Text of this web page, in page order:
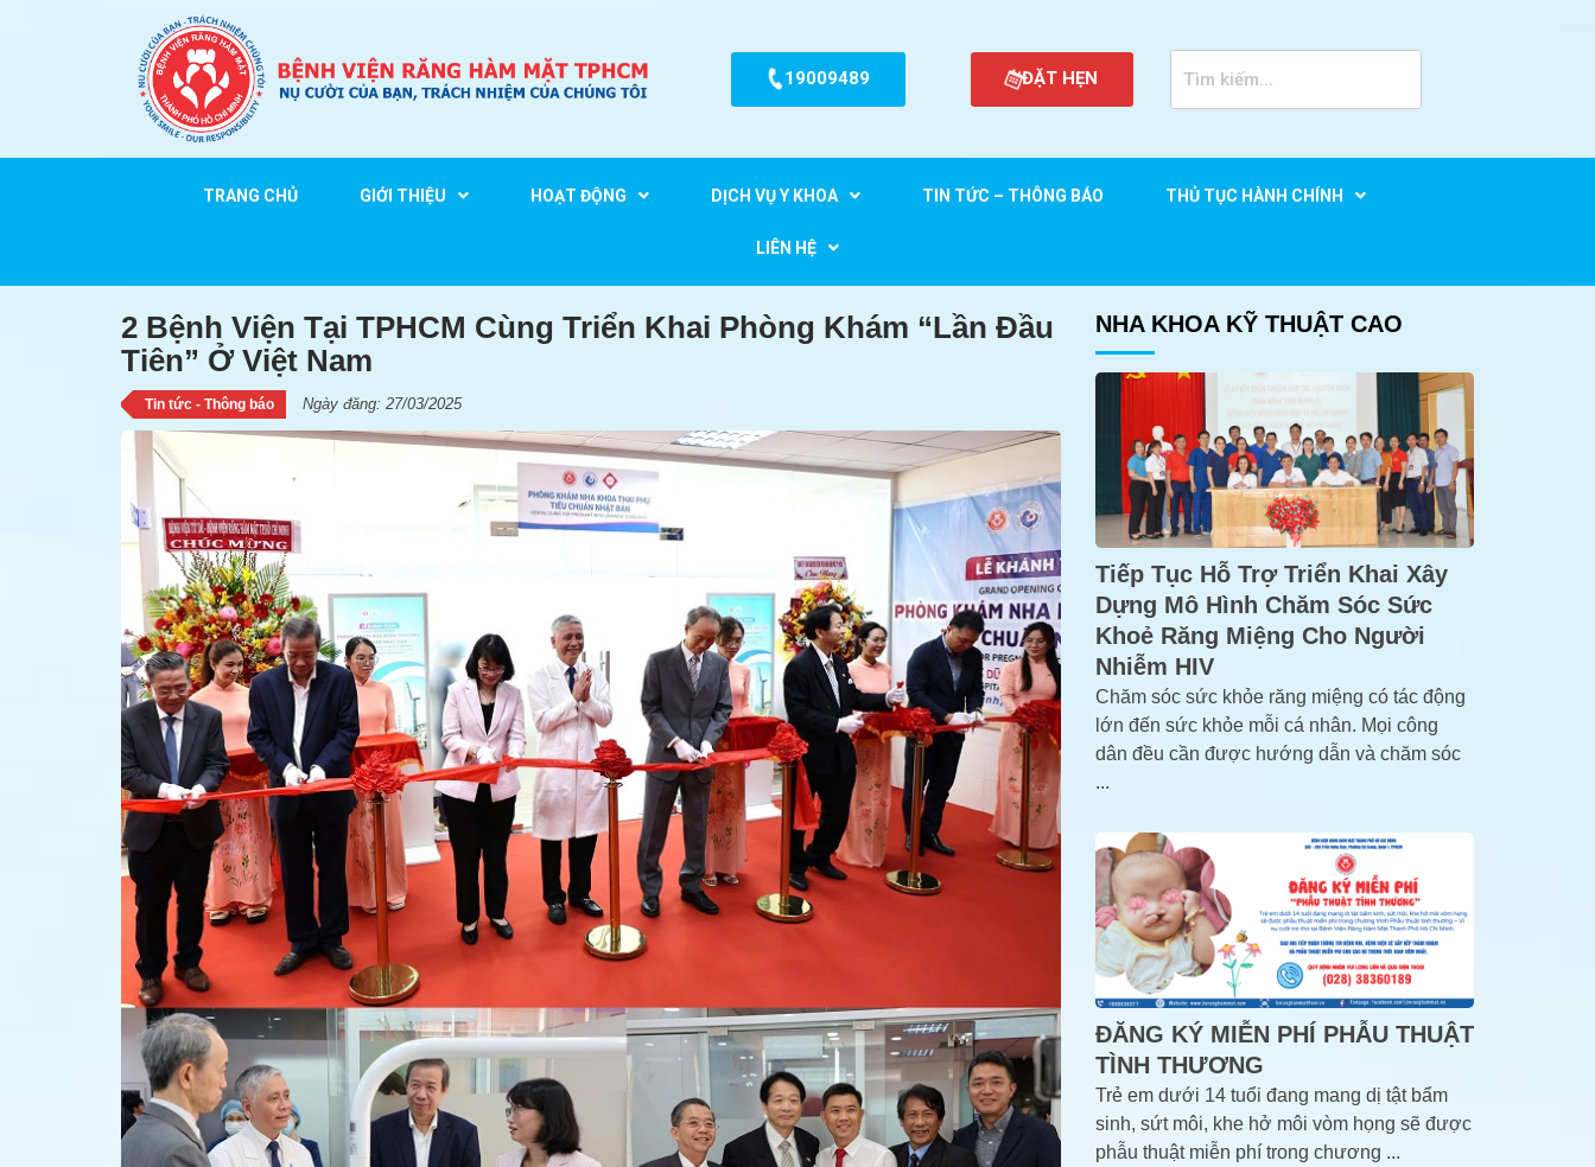
19009489 ĐẶT HẸN
TRANG CHỦ GIỚI THIỆU HOẠT ĐỘNG DỊCH VỤ Y KHOA TIN TỨC – THÔNG BÁO THỦ TỤC HÀNH CHÍNH
LIÊN HỆ
2 Bệnh Viện Tại TPHCM Cùng Triển Khai Phòng Khám “lần Đầu Tiên” Ở Việt Nam
2 Bệnh Viện Tại TPHCM Cùng Triển Khai Phòng Khám “lần Đầu
Tiên” Ở Việt Nam
Tin tức - Thông báo Ngày đăng: 27/03/2025
NHA KHOA KỸ THUẬT CAO
Tiếp Tục Hỗ Trợ Triển Khai Xây
Dựng Mô Hình Chăm Sóc Sức
Khoẻ Răng Miệng Cho Người
Nhiễm HIV
Chăm sóc sức khỏe răng miệng có tác động
lớn đến sức khỏe mỗi cá nhân. Mọi công
dân đều cần được hướng dẫn và chăm sóc
...
ĐĂNG KÝ MIỄN PHÍ PHẪU THUẬT
TÌNH THƯƠNG
Trẻ em dưới 14 tuổi đang mang dị tật bẩm
sinh, sứt môi, khe hở môi vòm họng sẽ được
phẫu thuật miễn phí trong chương ...